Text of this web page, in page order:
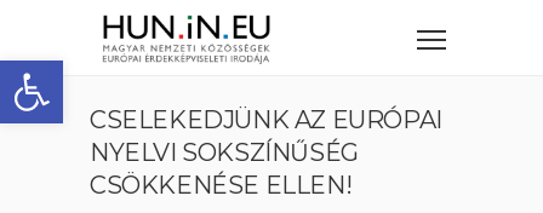
Eszköztár megnyitása
CSELEKEDJÜNK AZ EURÓPAI
NYELVI SOKSZÍNŰSÉG
CSÖKKENÉSE ELLEN!